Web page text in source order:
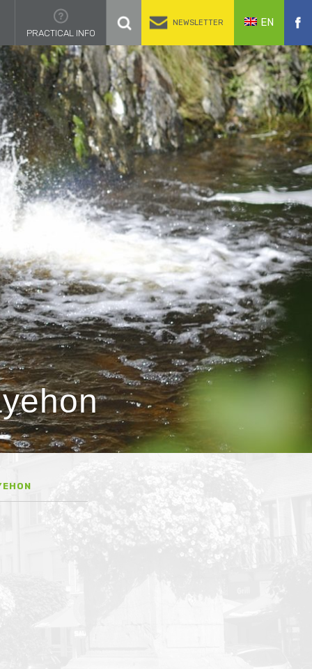
PRACTICAL INFO
NEWSLETTER EN